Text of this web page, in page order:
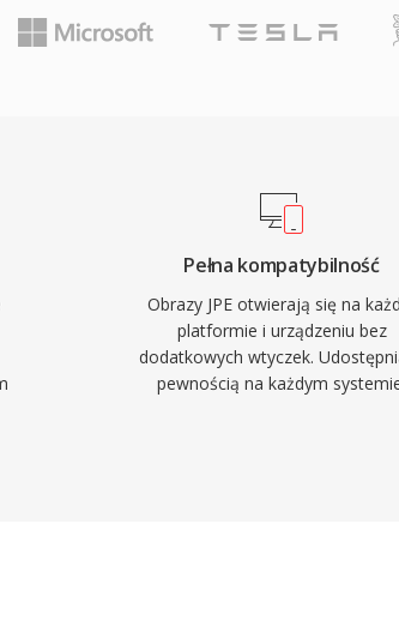
Pełna kompatybilność
Obrazy JPE otwierają się na
platformie i urządzeniu bez
dodatkowych wtyczek.
pewnością na każdym